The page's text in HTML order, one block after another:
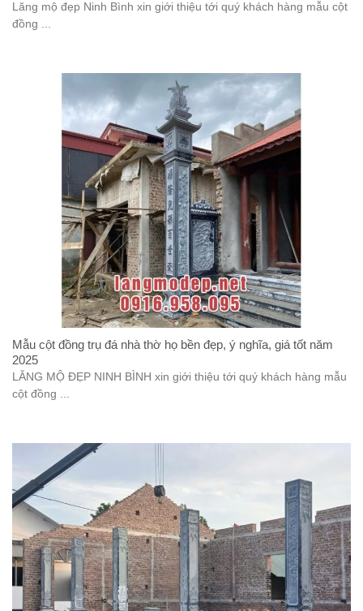
Lăng mộ đẹp Ninh Bình xin giới thiệu tới quý khách hàng mẫu cột
đồng ...
Mẫu cột đồng trụ đá nhà thờ họ bền đẹp, ý nghĩa, giá tốt năm
2025
LĂNG MỘ ĐẸP NINH BÌNH xin giới thiệu tới quý khách hàng mẫu
cột đồng ...